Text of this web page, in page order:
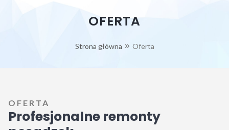
OFERTA
Strona główna Oferta
OFERTA
Profesjonalne remonty